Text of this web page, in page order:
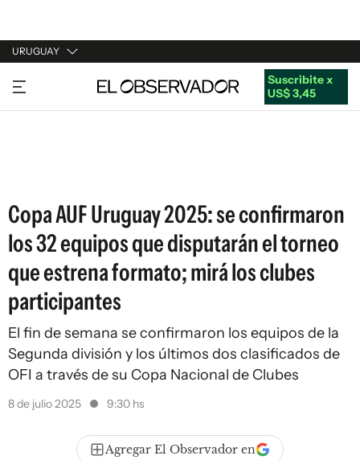
URUGUAY
URUGUAY
ARGENTINA
Suscribite x
US$ 3,45
Copa AUF Uruguay 2025: se confirmaron
los 32 equipos que disputarán el torneo
que estrena formato; mirá los clubes
participantes
El fin de semana se confirmaron los equipos de la
Segunda división y los últimos dos clasificados de
OFI a través de su Copa Nacional de Clubes
8 de julio 2025 9:30 hs
Agregar El Observador en